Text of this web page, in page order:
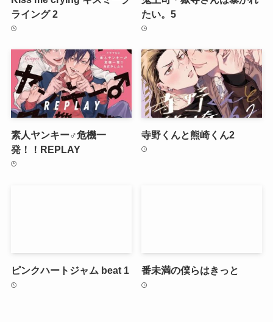
ライング 2
たい。5
素人ヤンキー♂危機一
発！！REPLAY
寺野くんと熊崎くん2
ピンクハートジャム beat 1 番未満の僕らはきっと